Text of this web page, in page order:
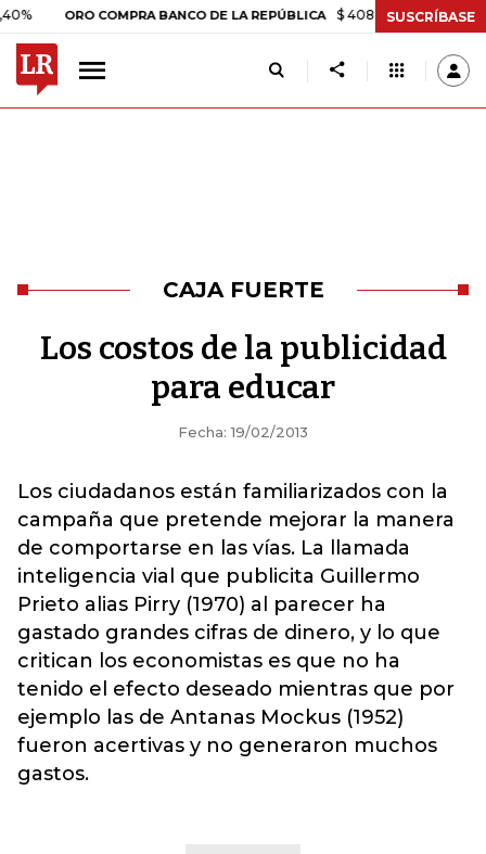
ORO COMPRA BANCO DE LA REPÚBLICA $ 408.498,97 +$ 8.753,81
SUSCRÍBASE
CAJA FUERTE
Los costos de la publicidad
para educar
Fecha: 19/02/2013
Los ciudadanos están familiarizados con la
campaña que pretende mejorar la manera
de comportarse en las vías. La llamada
inteligencia vial que publicita Guillermo
Prieto alias Pirry (1970) al parecer ha
gastado grandes cifras de dinero, y lo que
critican los economistas es que no ha
tenido el efecto deseado mientras que por
ejemplo las de Antanas Mockus (1952)
fueron acertivas y no generaron muchos
gastos.